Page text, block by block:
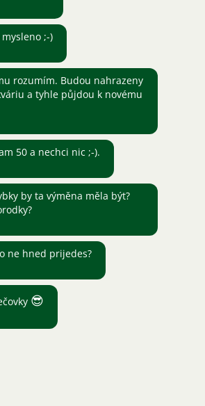
;-)
rozumím. Budou nahrazeny
a tyhle půjdou k novému
50 a nechci nic ;-).
by ta výměna měla být?
ne hned prijedes?
😎